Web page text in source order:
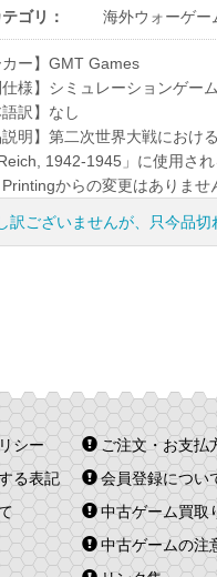
ゴリ： 海外ウォーゲー
カー】GMT Games
仕様】シミュレーションゲー
語訳】なし
説明】第二次世界大戦にお
1942-1945」に使用さ
Printingからの変更はありませ
訳ございませんが、只今品切
シー
る表記
ご注文・お支払
会員登録につい
中古ゲーム買取
中古ゲームの注